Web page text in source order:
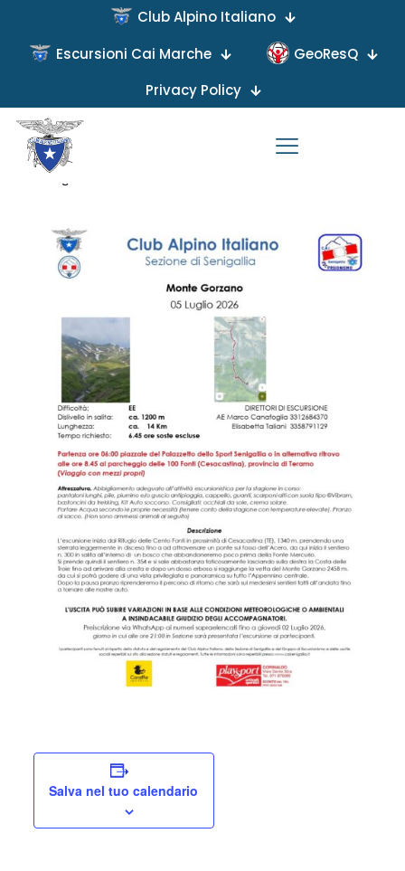
Club Alpino Italiano
Escursioni Cai Marche
GeoResQ
Privacy Policy
MONTE GORZANO
5 Luglio h 8:30
Salva nel tuo calendario